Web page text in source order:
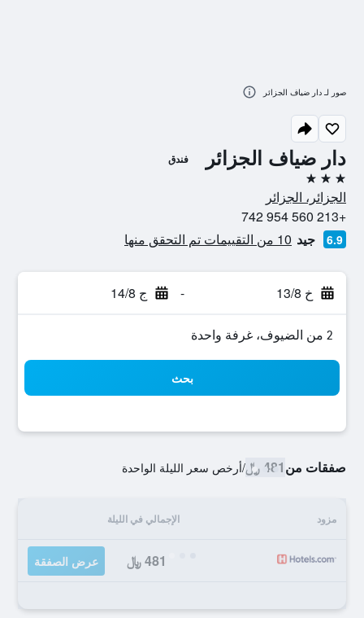
دار ضياف الجزائر فندق
3 نجوم
الجزائر، الجزائر
+213 560 954 742
6.9 جيد 10 من التقييمات تم التحقق منها
خ 13/8 - ج 14/8
2 من الضيوف، غرفة واحدة
بحث
صفقات من481 ﷼ /أرخص سعر الليلة الواحدة
مزود الإجمالي في الليلة
481 ﷼ عرض الصفقة
صور لـ دار ضياف الجزائر